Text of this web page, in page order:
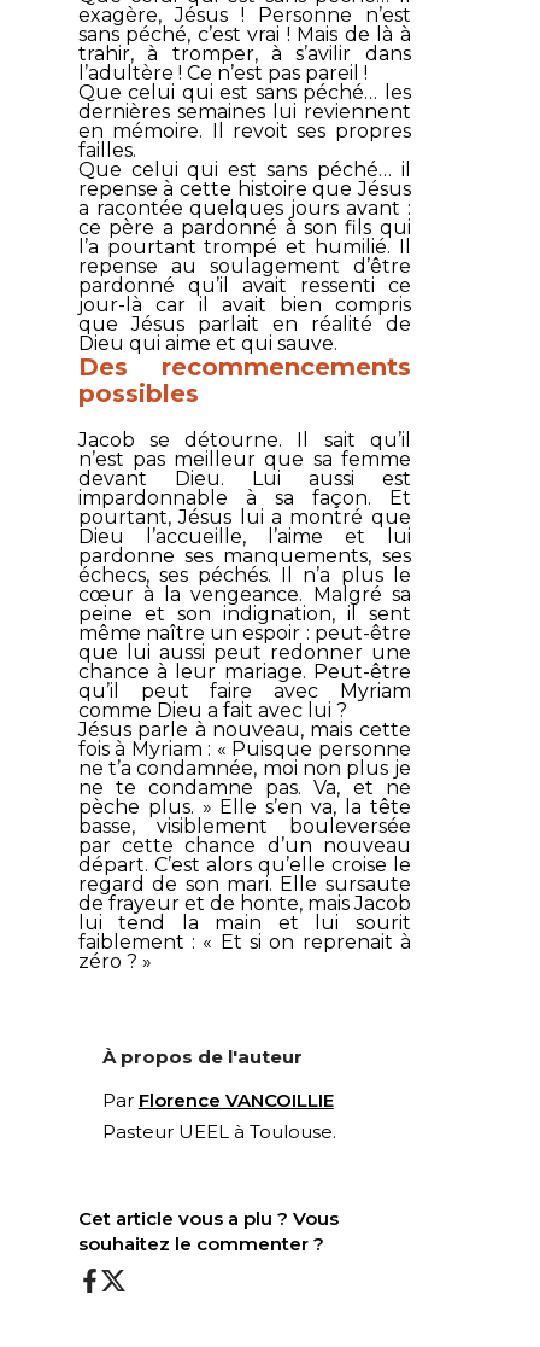
exagère, Jésus ! Personne n’est
sans péché, c’est vrai ! Mais de là à
trahir, à tromper, à s’avilir dans
l’adultère ! Ce n’est pas pareil !
Que celui qui est sans péché… les
dernières semaines lui reviennent
en mémoire. Il revoit ses propres
failles.
Que celui qui est sans péché… il
repense à cette histoire que Jésus
a racontée quelques jours avant :
ce père a pardonné à son fils qui
l’a pourtant trompé et humilié. Il
repense au soulagement d’être
pardonné qu’il avait ressenti ce
jour-là car il avait bien compris
que Jésus parlait en réalité de
Dieu qui aime et qui sauve.
Des recommencements
possibles
Jacob se détourne. Il sait qu’il
n’est pas meilleur que sa femme
devant Dieu. Lui aussi est
impardonnable à sa façon. Et
pourtant, Jésus lui a montré que
Dieu l’accueille, l’aime et lui
pardonne ses manquements, ses
échecs, ses péchés. Il n’a plus le
cœur à la vengeance. Malgré sa
peine et son indignation, il sent
même naître un espoir : peut-être
que lui aussi peut redonner une
chance à leur mariage. Peut-être
qu’il peut faire avec Myriam
comme Dieu a fait avec lui ?
Jésus parle à nouveau, mais cette
fois à Myriam : « Puisque personne
ne t’a condamnée, moi non plus je
ne te condamne pas. Va, et ne
pèche plus. » Elle s’en va, la tête
basse, visiblement bouleversée
par cette chance d’un nouveau
départ. C’est alors qu’elle croise le
regard de son mari. Elle sursaute
de frayeur et de honte, mais Jacob
lui tend la main et lui sourit
faiblement : « Et si on reprenait à
zéro ? »
À propos de l'auteur
Par Florence VANCOILLIE
Pasteur UEEL à Toulouse.
Cet article vous a plu ? Vous
souhaitez le commenter ?